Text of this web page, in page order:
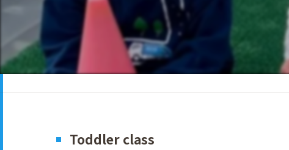
Toddler class